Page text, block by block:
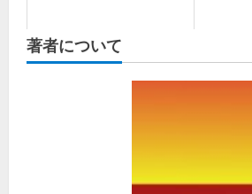
著者について